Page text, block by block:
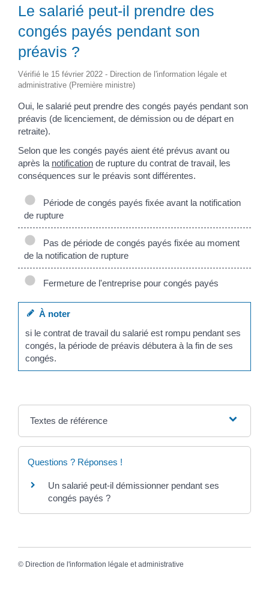
Le salarié peut-il prendre des
congés payés pendant son
préavis ?
Vérifié le 15 février 2022 - Direction de l'information légale et
administrative (Première ministre)
Oui, le salarié peut prendre des congés payés pendant son
préavis (de licenciement, de démission ou de départ en
retraite).
Selon que les congés payés aient été prévus avant ou
après la notificationde rupture du contrat de travail, les
conséquences sur le préavis sont différentes.
Période de congés payés fixée avant la notification
de rupture
Pas de période de congés payés fixée au moment
de la notification de rupture
Fermeture de l'entreprise pour congés payés
À noter
si le contrat de travail du salarié est rompu pendant ses
congés, la période de préavis débutera à la fin de ses
congés.
Textes de référence
Questions ? Réponses !
Un salarié peut-il démissionner pendant ses
congés payés ?
© Direction de l'information légale et administrative